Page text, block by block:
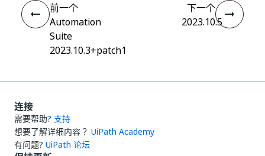
前一个
Automation
Suite
2023.10.3+patch1
下一个
2023.10.5
连接
需要帮助? 支持
想要了解详细内容？ UiPath Academy
有问题? UiPath 论坛